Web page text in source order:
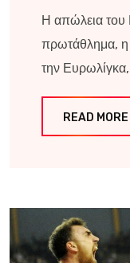
Η απώλεια του
πρωτάθλημα, η
την
READ MORE